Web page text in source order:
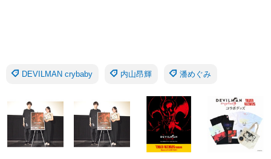
DEVILMAN crybaby 内山昂輝 潘めぐみ